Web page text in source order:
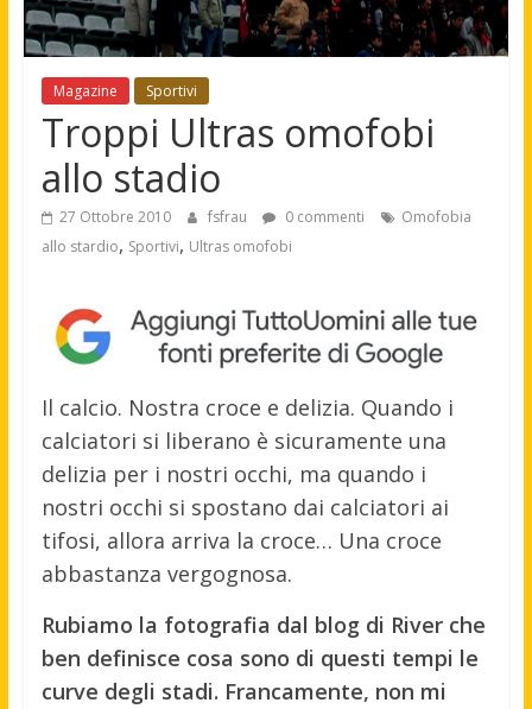
Magazine Sportivi
Troppi Ultras omofobi
allo stadio
27 Ottobre 2010 fsfrau 0 commenti
Omofobia
allo stardio, Sportivi, Ultras omofobi
Il calcio. Nostra croce e delizia. Quando i
calciatori si liberano è sicuramente una
delizia per i nostri occhi, ma quando i
nostri occhi si spostano dai calciatori ai
tifosi, allora arriva la croce… Una croce
abbastanza vergognosa.
Rubiamo la fotografia dal blog di River che
ben definisce cosa sono di questi tempi le
curve degli stadi. Francamente, non mi